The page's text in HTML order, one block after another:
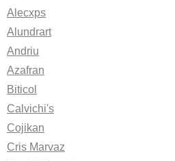
Alecxps
Alundrart
Andriu
Azafran
Biticol
Calvichi's
Cojikan
Cris Marvaz